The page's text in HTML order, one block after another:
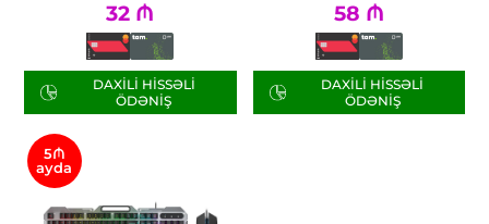
32 ₼
DAXILI HISSƏLI
ÖDƏNIŞ
58 ₼
DAXILI HISSƏLI
ÖDƏNIŞ
5₼
ayda